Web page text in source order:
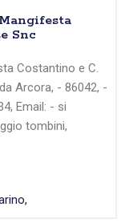
Snc
Costantino e C.
Arcora, - 86042, -
Email: - si
tombini,